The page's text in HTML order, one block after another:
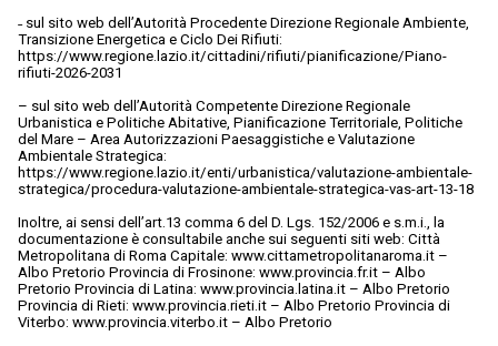
˗ sul sito web dell’Autorità Procedente Direzione Regionale Ambiente,
Transizione Energetica e Ciclo Dei Rifiuti:
https://www.regione.lazio.it/cittadini/rifiuti/pianificazione/Piano-
rifiuti-2026-2031
– sul sito web dell’Autorità Competente Direzione Regionale
Urbanistica e Politiche Abitative, Pianificazione Territoriale, Politiche
del Mare – Area Autorizzazioni Paesaggistiche e Valutazione
Ambientale Strategica:
https://www.regione.lazio.it/enti/urbanistica/valutazione-ambientale-
strategica/procedura-valutazione-ambientale-strategica-vas-art-13-18
Inoltre, ai sensi dell’art.13 comma 6 del D. Lgs. 152/2006 e s.m.i., la
documentazione è consultabile anche sui seguenti siti web: Città
Metropolitana di Roma Capitale: www.cittametropolitanaroma.it –
Albo Pretorio Provincia di Frosinone: www.provincia.fr.it – Albo
Pretorio Provincia di Latina: www.provincia.latina.it – Albo Pretorio
Provincia di Rieti: www.provincia.rieti.it – Albo Pretorio Provincia di
Viterbo: www.provincia.viterbo.it – Albo Pretorio